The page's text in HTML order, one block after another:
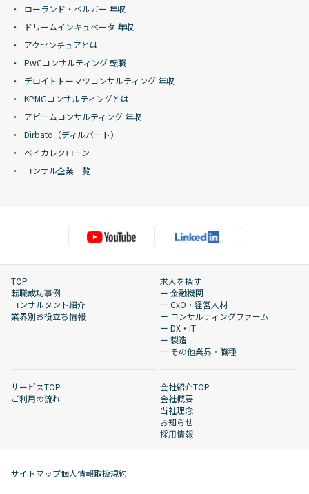
ローランド・ベルガー 年収
ドリームインキュベータ 年収
アクセンチュアとは
PwCコンサルティング 転職
デロイトトーマツコンサルティング 年収
KPMGコンサルティングとは
アビームコンサルティング 年収
Dirbato（ディルバート）
ベイカレクローン
コンサル企業一覧
TOP
転職成功事例
コンサルタント紹介
業界別お役立ち情報
求人を探す
ー 金融機関
ー CxO・経営人材
ー コンサルティングファーム
ー DX・IT
ー 製造
ー その他業界・職種
サービスTOP
ご利用の流れ
会社紹介TOP
会社概要
当社理念
お知らせ
採用情報
サイトマップ個人情報取扱規約